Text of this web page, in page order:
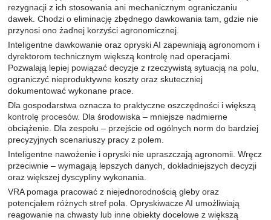
rezygnacji z ich stosowania ani mechanicznym ograniczaniu
dawek. Chodzi o eliminację zbędnego dawkowania tam, gdzie nie
przynosi ono żadnej korzyści agronomicznej.
Inteligentne dawkowanie oraz opryski AI zapewniają agronomom i
dyrektorom technicznym większą kontrolę nad operacjami.
Pozwalają lepiej powiązać decyzje z rzeczywistą sytuacją na polu,
ograniczyć nieproduktywne koszty oraz skuteczniej
dokumentować wykonane prace.
Dla gospodarstwa oznacza to praktyczne oszczędności i większą
kontrolę procesów. Dla środowiska – mniejsze nadmierne
obciążenie. Dla zespołu – przejście od ogólnych norm do bardziej
precyzyjnych scenariuszy pracy z polem.
Inteligentne nawożenie i opryski nie upraszczają agronomii. Wręcz
przeciwnie – wymagają lepszych danych, dokładniejszych decyzji
oraz większej dyscypliny wykonania.
VRA pomaga pracować z niejednorodnością gleby oraz
potencjałem różnych stref pola. Opryskiwacze AI umożliwiają
reagowanie na chwasty lub inne obiekty docelowe z większą